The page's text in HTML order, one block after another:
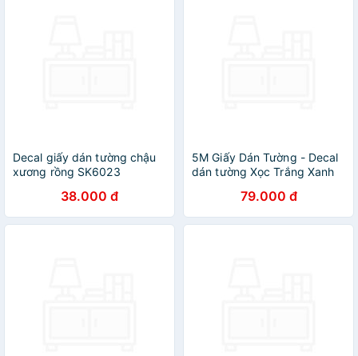
Decal giấy dán tường chậu
xương rồng SK6023
38.000 đ
5M Giấy Dán Tường - Decal
dán tường Xọc Trắng Xanh
79.000 đ